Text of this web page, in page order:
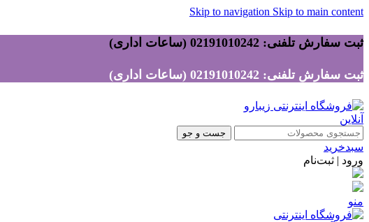
Skip to navigation Skip to main content
ثبت سفارش تلفنی: 02191010242 (ساعات اداری)
ثبت سفارش تلفنی: 02191010242 (ساعات اداری)
جست و جو
سبدخرید
ورود | ثبت‌نام
منو